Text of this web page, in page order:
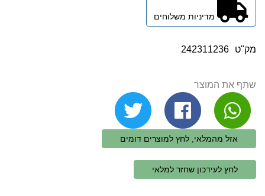
מק"ט 242311236
שתף את המוצר
אזל מהמלאי, לחץ למוצרים דומים
לחץ לעידכון שחזר למלאי